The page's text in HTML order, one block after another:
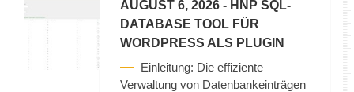
AUGUST 6, 2026 - HNP SQL-
DATABASE TOOL FÜR
WORDPRESS ALS PLUGIN
Einleitung: Die effiziente
Verwaltung von Datenbankeinträgen